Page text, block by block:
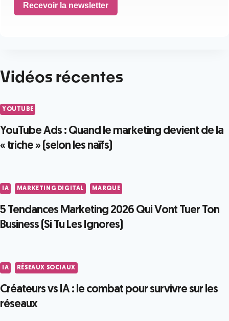
Recevoir la newsletter
Vidéos récentes
YOUTUBE
YouTube Ads : Quand le marketing devient de la
« triche » (selon les naïfs)
IA MARKETING DIGITAL MARQUE
5 Tendances Marketing 2026 Qui Vont Tuer Ton
Business (Si Tu Les Ignores)
IA RÉSEAUX SOCIAUX
Créateurs vs IA : le combat pour survivre sur les
réseaux